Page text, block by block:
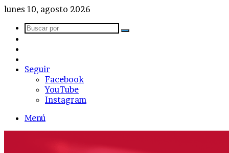
lunes 10, agosto 2026
Buscar
azar
Seguir
Facebook
YouTube
Instagram
Menú